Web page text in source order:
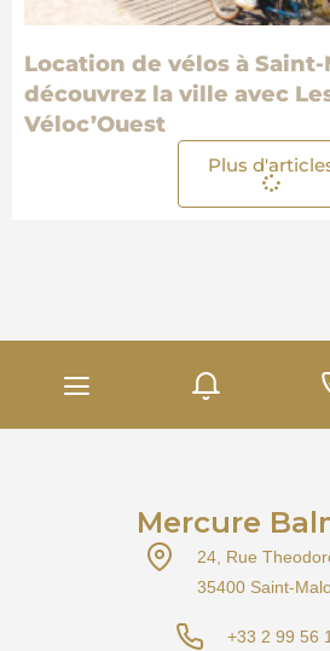
Location de vélos à Saint-
découvrez la ville avec
Véloc’Ouest
Plus
Mercure
24, Rue
35400 Saint-
+33 2 99 56